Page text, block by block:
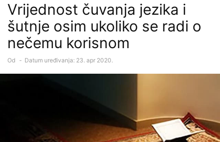
Vrijednost čuvanja jezika i
šutnje osim ukoliko se radi o
nečemu korisnom
Od - Datum uređivanja: 23. apr 2020.